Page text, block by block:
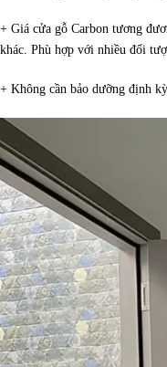
+ Giá cửa gỗ Carbon tương
khác. Phù hợp với nhiều đối
+ Không cần bảo dưỡng định